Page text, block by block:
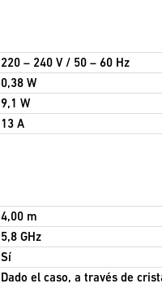
220 – 240 V / 50 – 60 Hz
0,38 W
9,1 W
13 A
4,00 m
5,8 GHz
Sí
Dado el caso, a través de